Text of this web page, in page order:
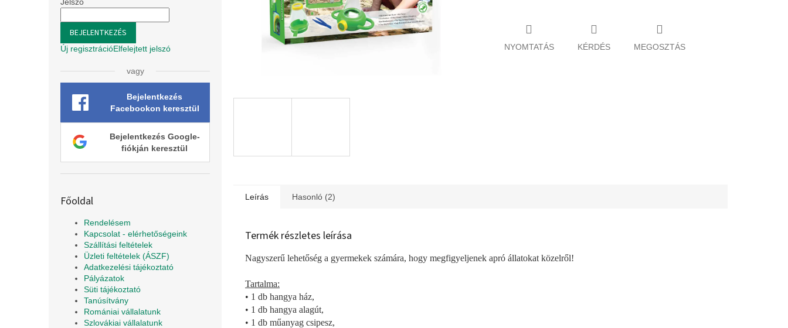
BEJELENTKEZÉS
Új regisztrációElfelejtett jelszó
vagy
Bejelentkezés
Facebookon keresztül
Bejelentkezés Google-
fiókján keresztül
Főoldal
Rendelésem
Kapcsolat - elérhetőségeink
Szállítási feltételek
Üzleti feltételek (ÁSZF)
Adatkezelési tájékoztató
Pályázatok
Süti tájékoztató
Tanúsítvány
Romániai vállalatunk
Szlovákiai vállalatunk
NYOMTATÁS KÉRDÉS MEGOSZTÁS
Leírás Hasonló (2)
Termék részletes leírása
Nagyszerű lehetőség a gyermekek számára, hogy megfigyeljenek apró állatokat közelről!
Tartalma:
• 1 db hangya ház,
• 1 db hangya alagút,
• 1 db műanyag csipesz,